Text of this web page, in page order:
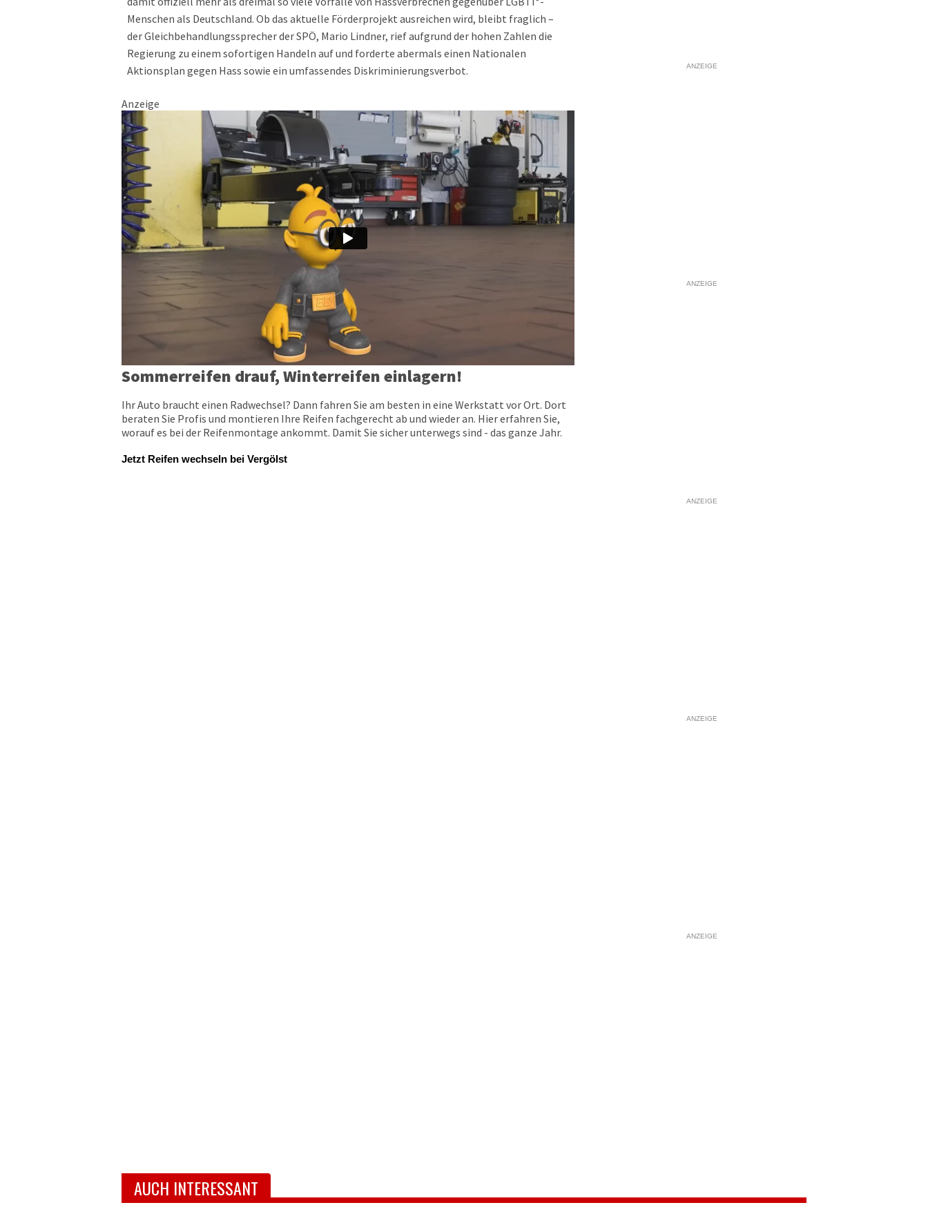
Menschen als Deutschland. Ob das aktuelle Förderprojekt ausreichen wird, bleibt fraglich –
der Gleichbehandlungssprecher der SPÖ, Mario Lindner, rief aufgrund der hohen Zahlen die
Regierung zu einem sofortigen Handeln auf und forderte abermals einen Nationalen
Aktionsplan gegen Hass sowie ein umfassendes Diskriminierungsverbot.
Anzeige
Sommerreifen drauf, Winterreifen einlagern!
Ihr Auto braucht einen Radwechsel? Dann fahren Sie am besten in eine Werkstatt vor Ort. Dort
beraten Sie Profis und montieren Ihre Reifen fachgerecht ab und wieder an. Hier erfahren Sie,
worauf es bei der Reifenmontage ankommt. Damit Sie sicher unterwegs sind - das ganze Jahr.
Jetzt Reifen wechseln bei Vergölst
ANZEIGE
ANZEIGE
ANZEIGE
ANZEIGE
ANZEIGE
AUCH INTERESSANT